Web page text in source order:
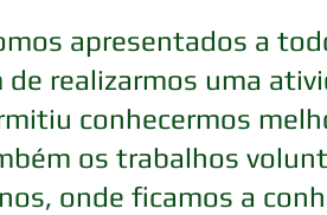
apresentados a
de realizarmos uma
conhecermos
os trabalhos
onde ficamos a